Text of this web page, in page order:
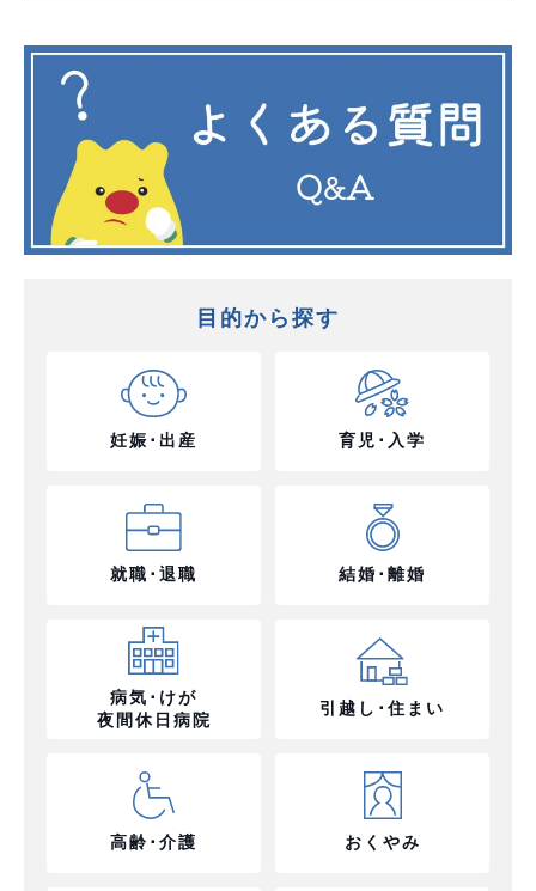
目的から探す
妊娠･出産 育児･入学
就職･退職 結婚･離婚
病気･けが
夜間休日病院
引越し･住まい
高齢･介護 おくやみ